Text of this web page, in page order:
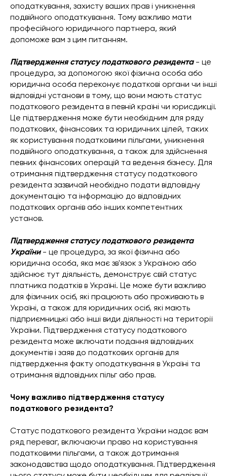
оподаткування, захисту ваших прав і уникнення
подвійного оподаткування. Тому важливо мати
професійного юридичного партнера, який
допоможе вам з цим питанням.
Підтвердження статусу податкового резидента- це
процедура, за допомогою якої фізична особа або
юридична особа переконує податкові органи чи інші
відповідні установи в тому, що вони мають статус
податкового резидента в певній країні чи юрисдикції.
Це підтвердження може бути необхідним для ряду
податкових, фінансових та юридичних цілей, таких
як користування податковими пільгами, уникнення
подвійного оподаткування, а також для здійснення
певних фінансових операцій та ведення бізнесу. Для
отримання підтвердження статусу податкового
резидента зазвичай необхідно подати відповідну
документацію та інформацію до відповідних
податкових органів або інших компетентних
установ.
Підтвердження статусу податкового резидента
України- це процедура, за якої фізична або
юридична особа, яка має зв'язок з Україною або
здійснює тут діяльність, демонструє свій статус
платника податків в Україні. Це може бути важливо
для фізичних осіб, які працюють або проживають в
Україні, а також для юридичних осіб, які мають
підприємницькі або інші види діяльності на території
України. Підтвердження статусу податкового
резидента може включати подання відповідних
документів і заяв до податкових органів для
підтвердження факту оподаткування в Україні та
отримання відповідних пільг або прав.
Чому важливо підтвердження статусу
податкового резидента?
Статус податкового резидента України надає вам
ряд переваг, включаючи право на користування
податковими пільгами, а також дотримання
законодавства щодо оподаткування. Підтвердження